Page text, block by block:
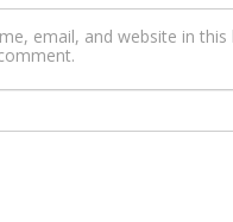
email, and website in